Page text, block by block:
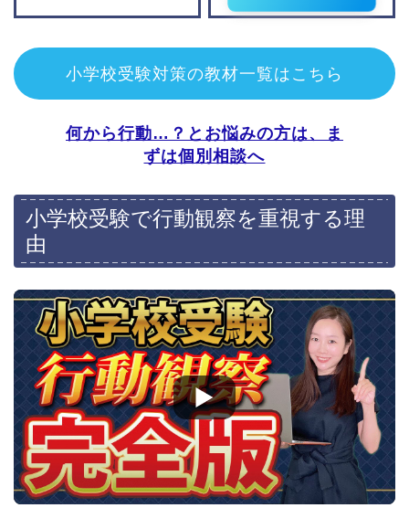
小学校受験対策の教材一覧はこちら
何から行動…？とお悩みの方は、ま
ずは個別相談へ
小学校受験で行動観察を重視する理
由
神奈川
埼玉 千葉
大阪 京都
兵庫 福岡
愛知